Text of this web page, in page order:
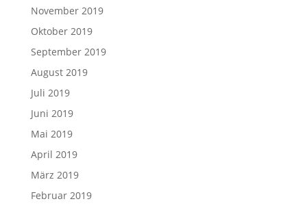
November 2019
Oktober 2019
September 2019
August 2019
Juli 2019
Juni 2019
Mai 2019
April 2019
März 2019
Februar 2019